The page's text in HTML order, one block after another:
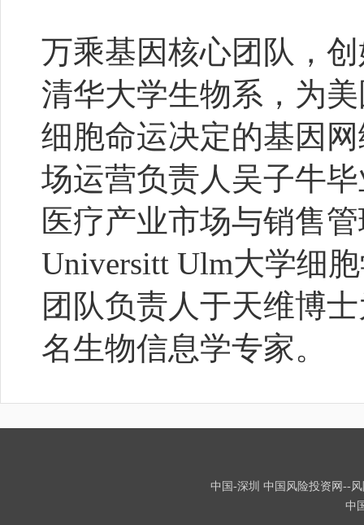
万乘基因核心团队，
清华大学生物系，为
细胞命运决定的基因
场运营负责人吴子牛
医疗产业市场与销售
Universitt Ulm大学细
团队负责人于天维博
名生物信息学专家。
中国-深圳 中国风险投资网--
中